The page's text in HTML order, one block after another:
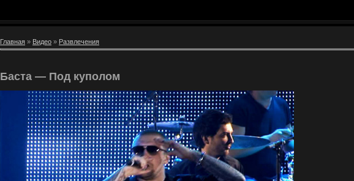
Главная » Видео » Развлечения
Баста — Под куполом